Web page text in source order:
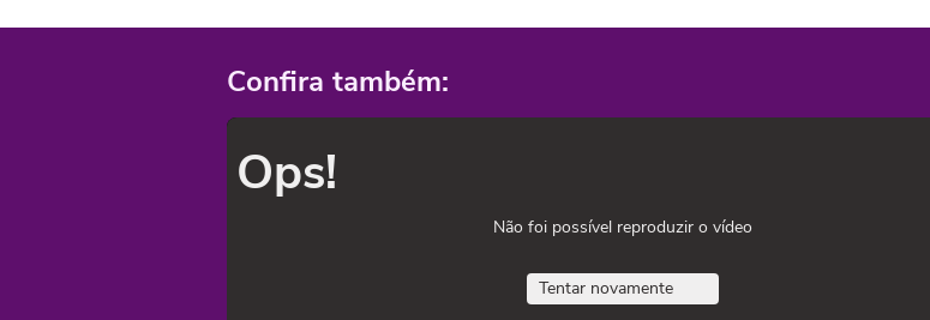
Confira também:
Ops!
Não foi possível reproduzir o vídeo
Tentar novamente